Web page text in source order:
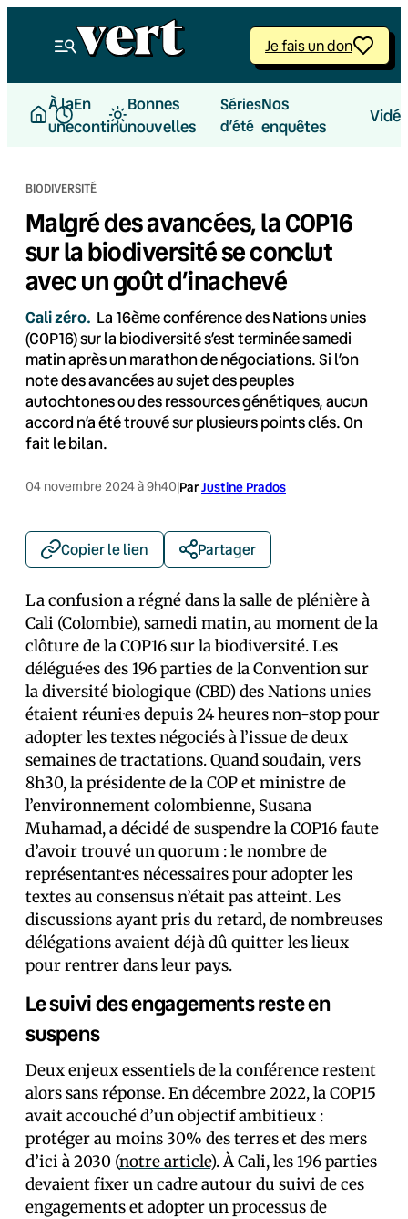
Je fais un don
À la
une
En
continu
Bonnes
nouvelles
Séries
d’été
Nos
enquêtes
BIODIVERSITÉ
Malgré des avancées, la COP16
sur la biodiversité se conclut
avec un goût d’inachevé
Cali zéro. La 16ème conférence des Nations unies
(COP16) sur la biodiversité s’est terminée samedi
matin après un marathon de négociations. Si l’on
note des avancées au sujet des peuples
autochtones ou des ressources génétiques, aucun
accord n’a été trouvé sur plusieurs points clés. On
fait le bilan.
04 novembre 2024 à 9h40|ParJustine Prados
Copier le lien Partager
La confusion a régné dans la salle de plénière à
Cali (Colombie), samedi matin, au moment de la
clôture de la COP16 sur la biodiversité. Les
délégué·es des 196 parties de la Convention sur
la diversité biologique (CBD) des Nations unies
étaient réuni·es depuis 24 heures non-stop pour
adopter les textes négociés à l’issue de deux
semaines de tractations. Quand soudain, vers
8h30, la présidente de la COP et ministre de
l’environnement colombienne, Susana
Muhamad, a décidé de suspendre la COP16 faute
d’avoir trouvé un quorum : le nombre de
représentant·es nécessaires pour adopter les
textes au consensus n’était pas atteint. Les
discussions ayant pris du retard, de nombreuses
délégations avaient déjà dû quitter les lieux
pour rentrer dans leur pays.
Le suivi des engagements reste en
suspens
Deux enjeux essentiels de la conférence restent
alors sans réponse. En décembre 2022, la COP15
avait accouché d’un objectif ambitieux :
protéger au moins 30% des terres et des mers
d’ici à 2030 (notre article). À Cali, les 196 parties
devaient fixer un cadre autour du suivi de ces
engagements et adopter un processus de